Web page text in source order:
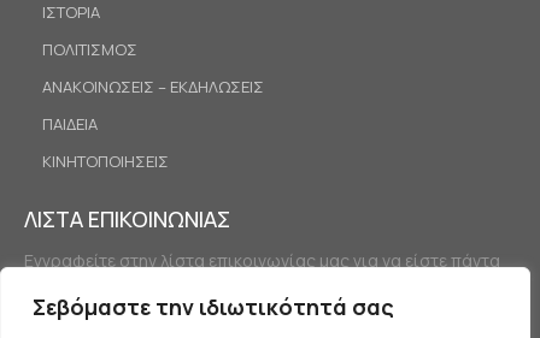
Σεβόμαστε την ιδιωτικότητά σας
ΙΣΤΟΡΙΑ
ΠΟΛΙΤΙΣΜΟΣ
ΑΝΑΚΟΙΝΩΣΕΙΣ – ΕΚΔΗΛΩΣΕΙΣ
ΠΑΙΔΕΙΑ
ΚΙΝΗΤΟΠΟΙΗΣΕΙΣ
ΛΙΣΤΑ ΕΠΙΚΟΙΝΩΝΙΑΣ
Εγγραφείτε στην λίστα επικοινωνίας μας για να είστε πάντα